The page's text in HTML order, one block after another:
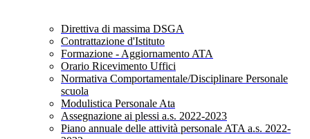
Direttiva di massima DSGA
Contrattazione d'Istituto
Formazione - Aggiornamento ATA
Orario Ricevimento Uffici
Normativa Comportamentale/Disciplinare Personale
scuola
Modulistica Personale Ata
Assegnazione ai plessi a.s. 2022-2023
Piano annuale delle attività personale ATA a.s. 2022-